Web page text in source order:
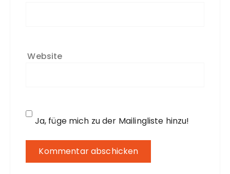
Website
Ja, füge mich zu der Mailingliste hinzu!